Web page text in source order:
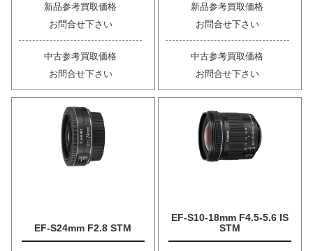
新品参考買取価格
お問合せ下さい
中古参考買取価格
お問合せ下さい
新品参考買取価格
お問合せ下さい
中古参考買取価格
お問合せ下さい
EF-S24mm F2.8 STM
EF-S10-18mm F4.5-5.6 IS
STM